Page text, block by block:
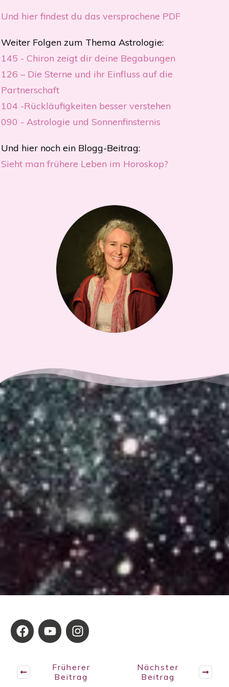
Und hier findest du das versprochene PDF
Weiter Folgen zum Thema Astrologie:
145 - Chiron zeigt dir deine Begabungen
126 – Die Sterne und ihr Einfluss auf die
Partnerschaft
104 -Rückläufigkeiten besser verstehen
090 - Astrologie und Sonnenfinsternis
Und hier noch ein Blogg-Beitrag:
Sieht man frühere Leben im Horoskop?
Früherer
Beitrag
Nächster
Beitrag